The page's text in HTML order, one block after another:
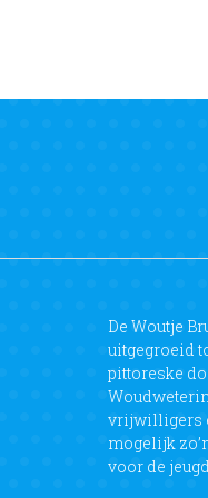
De Woutje
uitgegroeid
pittoreske
vrijwilligers
mogelijk
voor de